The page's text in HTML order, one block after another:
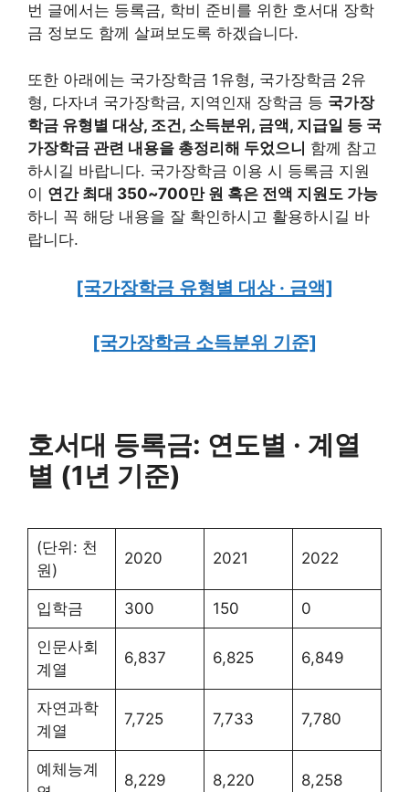
번 글에서는 등록금, 학비 준비를 위한 호서대 장학
금 정보도 함께 살펴보도록 하겠습니다.
또한 아래에는 국가장학금 1유형, 국가장학금 2유
형, 다자녀 국가장학금, 지역인재 장학금 등 국가장
학금 유형별 대상, 조건, 소득분위, 금액, 지급일 등 국
가장학금 관련 내용을 총정리해 두었으니 함께 참고
하시길 바랍니다. 국가장학금 이용 시 등록금 지원
이 연간 최대 350~700만 원 혹은 전액 지원도 가능
하니 꼭 해당 내용을 잘 확인하시고 활용하시길 바
랍니다.
[국가장학금 유형별 대상 · 금액]
[국가장학금 소득분위 기준]
호서대 등록금: 연도별 · 계열
별 (1년 기준)
(단위: 천
원)
2020 2021 2022
입학금 300 150 0
인문사회
계열
6,837 6,825 6,849
자연과학
계열
7,725 7,733 7,780
예체능계
8,229 8,220 8,258